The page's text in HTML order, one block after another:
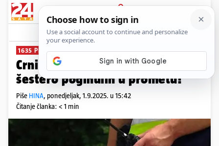
PRIJAVA
News Komentari
1635 PREKORAČENJA BRZINE
Crni vikend na cestama: Čak
šestero poginulih u prometu!
Piše HINA, ponedjeljak, 1.9.2025. u 15:42
Čitanje članka: < 1 min